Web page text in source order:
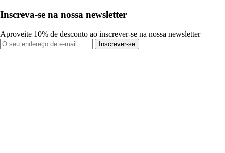
Inscreva-se na nossa newsletter
Aproveite 10% de desconto ao inscrever-se na nossa newsletter
Inscrever-se